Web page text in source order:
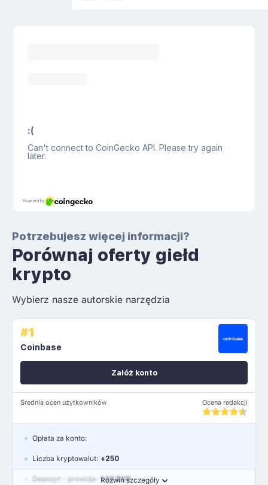
Potrzebujesz więcej informacji?
Porównaj oferty giełd
krypto
Wybierz nasze autorskie narzędzia
#1
Coinbase
Średnia ocen użytkowników Ocena redakcji
Załóż konto
Rozwiń szczegóły
Opłata za konto:
Liczba kryptowalut: +250
Depozyt - prowizja: 1.99 EUR